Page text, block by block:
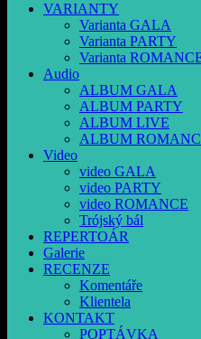
VARIANTY
Varianta GALA
Varianta PARTY
Varianta
Audio
ALBUM GALA
ALBUM PARTY
ALBUM LIVE
ALBUM
Video
video GALA
video PARTY
video ROMANCE
Trójský bál
REPERTOÁR
Galerie
RECENZE
Komentáře
Klientela
KONTAKT
POPTÁVKA